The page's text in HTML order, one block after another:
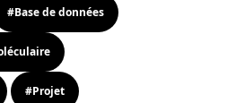
#Base de données
#Projet